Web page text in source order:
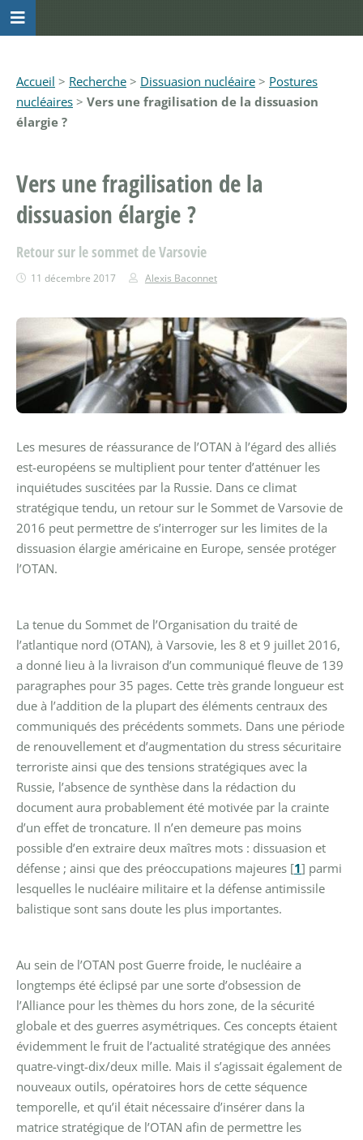
Accueil > Recherche > Dissuasion nucléaire > Postures
nucléaires > Vers une fragilisation de la dissuasion
élargie ?
Vers une fragilisation de la
dissuasion élargie ?
Retour sur le sommet de Varsovie
11 décembre 2017 Alexis Baconnet
Les mesures de réassurance de l’OTAN à l’égard des alliés
est-européens se multiplient pour tenter d’atténuer les
inquiétudes suscitées par la Russie. Dans ce climat
stratégique tendu, un retour sur le Sommet de Varsovie de
2016 peut permettre de s’interroger sur les limites de la
dissuasion élargie américaine en Europe, sensée protéger
l’OTAN.
La tenue du Sommet de l’Organisation du traité de
l’atlantique nord (OTAN), à Varsovie, les 8 et 9 juillet 2016,
a donné lieu à la livraison d’un communiqué fleuve de 139
paragraphes pour 35 pages. Cette très grande longueur est
due à l’addition de la plupart des éléments centraux des
communiqués des précédents sommets. Dans une période
de renouvellement et d’augmentation du stress sécuritaire
terroriste ainsi que des tensions stratégiques avec la
Russie, l’absence de synthèse dans la rédaction du
document aura probablement été motivée par la crainte
d’un effet de troncature. Il n’en demeure pas moins
possible d’en extraire deux maîtres mots : dissuasion et
défense ; ainsi que des préoccupations majeures [1] parmi
lesquelles le nucléaire militaire et la défense antimissile
balistique sont sans doute les plus importantes.
Au sein de l’OTAN post Guerre froide, le nucléaire a
longtemps été éclipsé par une sorte d’obsession de
l’Alliance pour les thèmes du hors zone, de la sécurité
globale et des guerres asymétriques. Ces concepts étaient
évidemment le fruit de l’actualité stratégique des années
quatre-vingt-dix/deux mille. Mais il s’agissait également de
nouveaux outils, opératoires hors de cette séquence
temporelle, et qu’il était nécessaire d’insérer dans la
matrice stratégique de l’OTAN afin de permettre les